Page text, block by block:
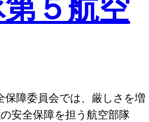
５航空
保障委員会では、厳しさを増
安全保障を担う航空部隊